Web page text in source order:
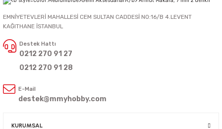
EMNİYETEVLERİ MAHALLESİ CEM SULTAN CADDESİ NO:16/B 4.LEVENT
KAĞITHANE İSTANBUL
Destek Hattı
0212 270 91 27
0212 270 91 28
E-Mail
destek@mmyhobby.com
KURUMSAL